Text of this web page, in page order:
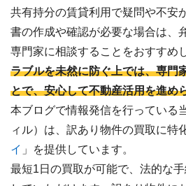
共有持分の賃貸利用で疑問や不安
書の作成や確認が必要な場合は、
専門家に相談することをおすすめ
ラブルを未然に防ぐ上では、専門
とで、安心して不動産活用を進め
本ブログで情報発信を行っている
ィル）は、訳あり物件の買取に特
イ 」を提供しています。
最短1日の買取が可能で、法的な